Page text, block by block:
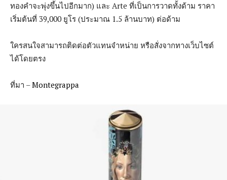
ทองคำจะพุ่งขึ้นไปอีกมาก) และ Arte ที่เป็นการวาดทั้งด้าม ราคา
เริ่มต้นที่ 39,000 ยูโร (ประมาณ 1.5 ล้านบาท) ต่อด้าม
ใครสนใจสามารถติดต่อตัวแทนจำหน่าย หรือสั่งจากทางเว็บไซต์
ได้โดยตรง
ที่มา –Montegrappa